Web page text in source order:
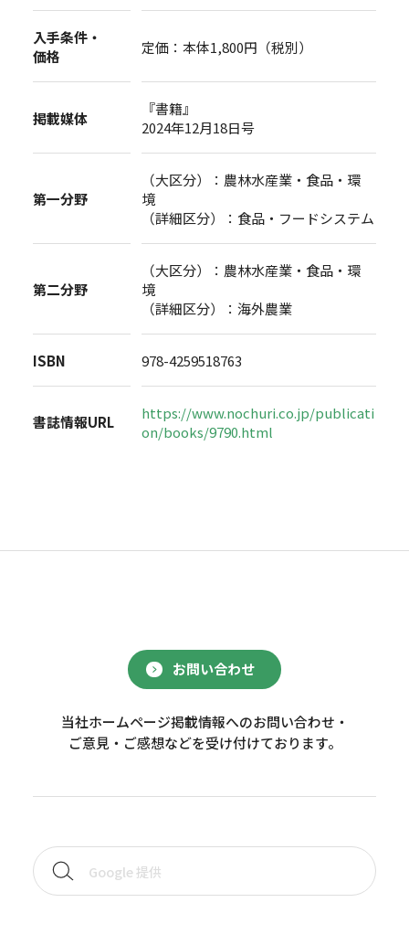
入手条件・
価格
定価：本体1,800円（税別）
掲載媒体
『書籍』
2024年12月18日号
第一分野
（大区分）：農林水産業・食品・環
境
（詳細区分）：食品・フードシステム
第二分野
（大区分）：農林水産業・食品・環
境
（詳細区分）：海外農業
ISBN 978-4259518763
書誌情報URL
https://www.nochuri.co.jp/publicati
on/books/9790.html
お問い合わせ
当社ホームページ掲載情報へのお問い合わせ・
ご意見・ご感想などを受け付けております。